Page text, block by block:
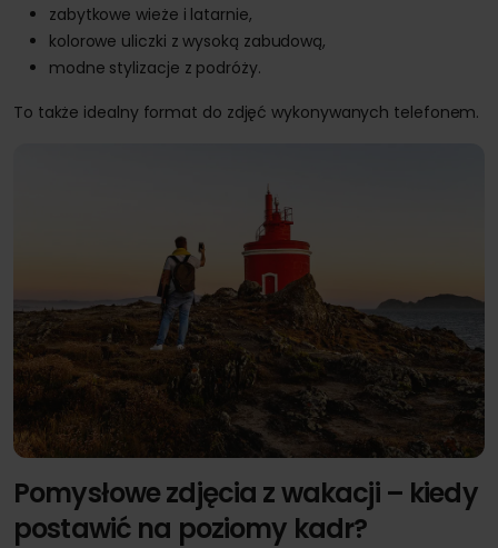
zabytkowe wieże i latarnie,
kolorowe uliczki z wysoką zabudową,
modne stylizacje z podróży.
To także idealny format do zdjęć wykonywanych telefonem.
Pomysłowe zdjęcia z wakacji – kiedy
postawić na poziomy kadr?